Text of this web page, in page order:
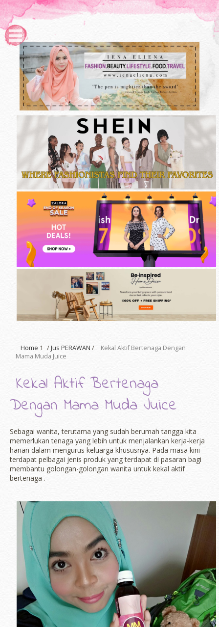
Home 1 /Jus PERAWAN /
Kekal Aktif Bertenaga Dengan
Mama Muda Juice
Kekal Aktif Bertenaga
Dengan Mama Muda Juice
Sebagai wanita, terutama yang sudah berumah tangga kita
memerlukan tenaga yang lebih untuk menjalankan kerja-kerja
harian dalam mengurus keluarga khususnya. Pada masa kini
terdapat pelbagai jenis produk yang terdapat di pasaran bagi
membantu golongan-golongan wanita untuk kekal aktif
bertenaga .